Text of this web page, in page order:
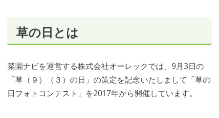
草の日とは
菜園ナビを運営する株式会社オーレックでは、9月3日の
「草（９）（３）の日」の策定を記念いたしまして「草の
日フォトコンテスト」を2017年から開催しています。